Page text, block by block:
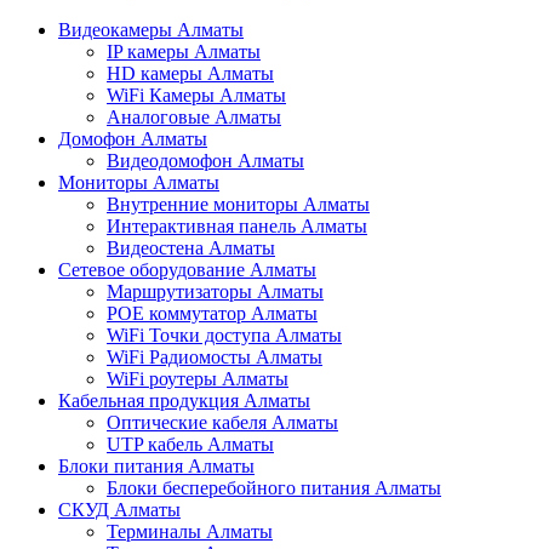
Видеокамеры Алматы
IP камеры Алматы
HD камеры Алматы
WiFi Камеры Алматы
Аналоговые Алматы
Домофон Алматы
Видеодомофон Алматы
Мониторы Алматы
Внутренние мониторы Алматы
Интерактивная панель Алматы
Видеостена Алматы
Сетевое оборудование Алматы
Маршрутизаторы Алматы
POE коммутатор Алматы
WiFi Точки доступа Алматы
WiFi Радиомосты Алматы
WiFi роутеры Алматы
Кабельная продукция Алматы
Оптические кабеля Алматы
UTP кабель Алматы
Блоки питания Алматы
Блоки бесперебойного питания Алматы
СКУД Алматы
Терминалы Алматы